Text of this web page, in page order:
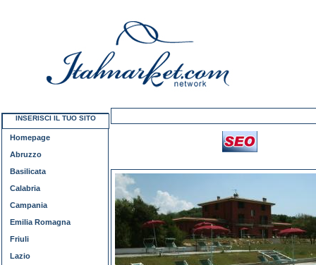
INSERISCI IL TUO SITO
Homepage
Abruzzo
Basilicata
Calabria
Campania
Emilia Romagna
Friuli
Lazio